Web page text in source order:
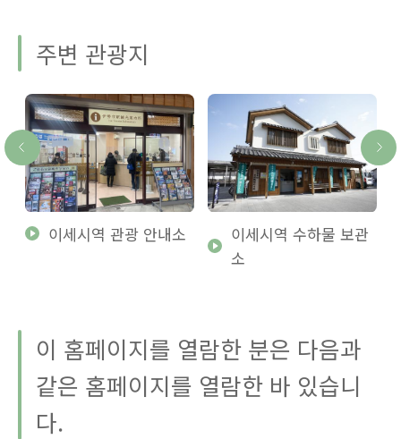
주변 관광지
이세시역 관광 안내소
이세시역 수하물 보관
소
이 홈페이지를 열람한 분은 다음과
같은 홈페이지를 열람한 바 있습니
다.